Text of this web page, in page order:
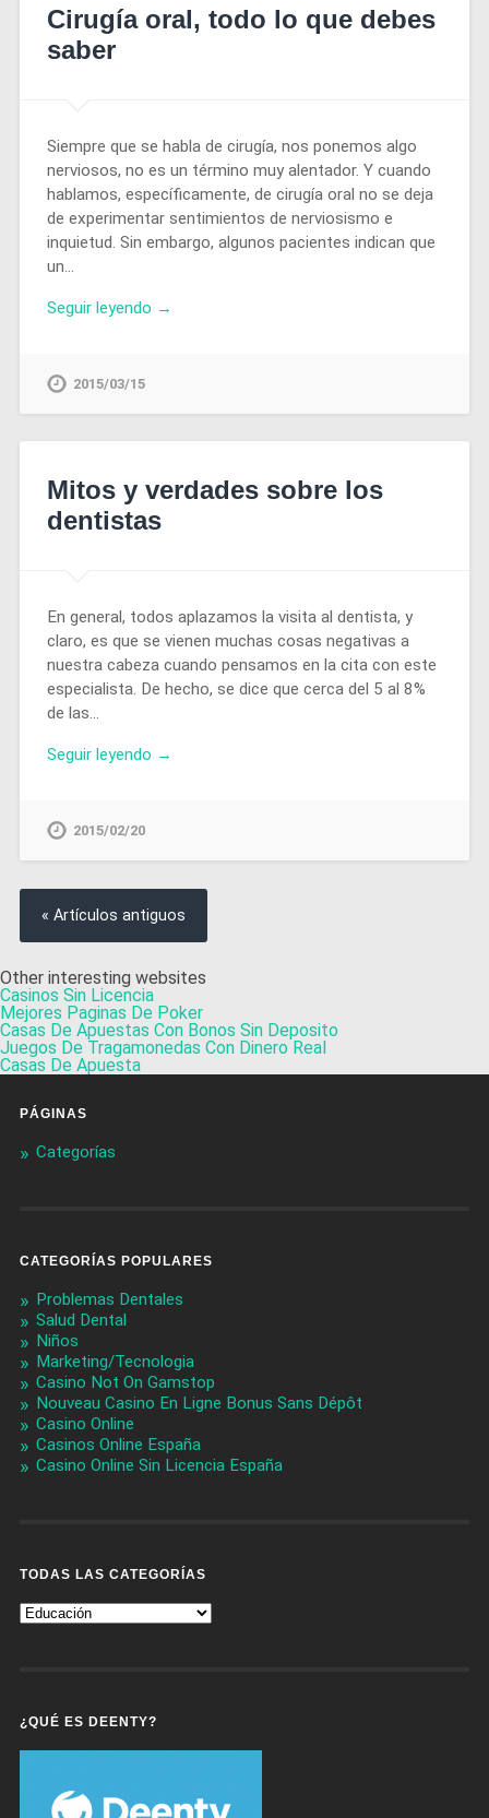
Cirugía oral, todo lo que debes
saber
Siempre que se habla de cirugía, nos ponemos algo
nerviosos, no es un término muy alentador. Y cuando
hablamos, específicamente, de cirugía oral no se deja
de experimentar sentimientos de nerviosismo e
inquietud. Sin embargo, algunos pacientes indican que
un…
Seguir leyendo →
2015/03/15
Mitos y verdades sobre los
dentistas
En general, todos aplazamos la visita al dentista, y
claro, es que se vienen muchas cosas negativas a
nuestra cabeza cuando pensamos en la cita con este
especialista. De hecho, se dice que cerca del 5 al 8%
de las…
Seguir leyendo →
2015/02/20
« Artículos antiguos
Other interesting websites
Casinos Sin Licencia
Mejores Paginas De Poker
Casas De Apuestas Con Bonos Sin Deposito
Juegos De Tragamonedas Con Dinero Real
Casas De Apuesta
PÁGINAS
Categorías
CATEGORÍAS POPULARES
Problemas Dentales
Salud Dental
Niños
Marketing/Tecnologia
Casino Not On Gamstop
Nouveau Casino En Ligne Bonus Sans Dépôt
Casino Online
Casinos Online España
Casino Online Sin Licencia España
TODAS LAS CATEGORÍAS
Todas
Las
¿QUÉ ES DEENTY?